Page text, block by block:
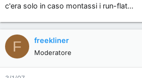
c'era solo in caso montassi i run-flat...
F freekliner
Moderatore